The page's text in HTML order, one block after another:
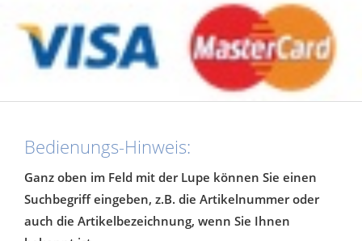
Bedienungs-Hinweis:
Ganz oben im Feld mit der Lupe können Sie einen
Suchbegriff eingeben, z.B. die Artikelnummer oder
auch die Artikelbezeichnung, wenn Sie Ihnen